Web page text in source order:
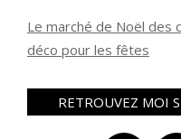
Le marché de Noël des
déco pour les fêtes
RETROUVEZ MOI